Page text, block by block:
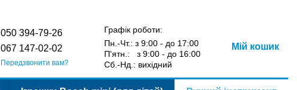
050 394-79-26
067 147-02-02
Передзвонити вам?
Графік роботи:
Пн.-Чт.: з 9:00 - до 17:00
П'ятн.: з 9:00 - до 16:00
Сб.-Нд.: вихідний
Мій кошик